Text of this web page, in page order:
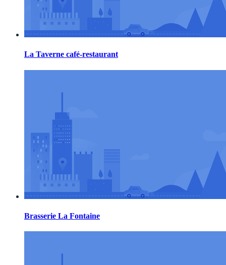
La Taverne café-restaurant
Brasserie La Fontaine